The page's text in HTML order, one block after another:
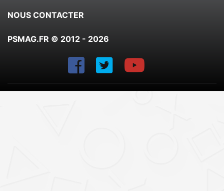
NOUS CONTACTER
PSMAG.FR © 2012 - 2026